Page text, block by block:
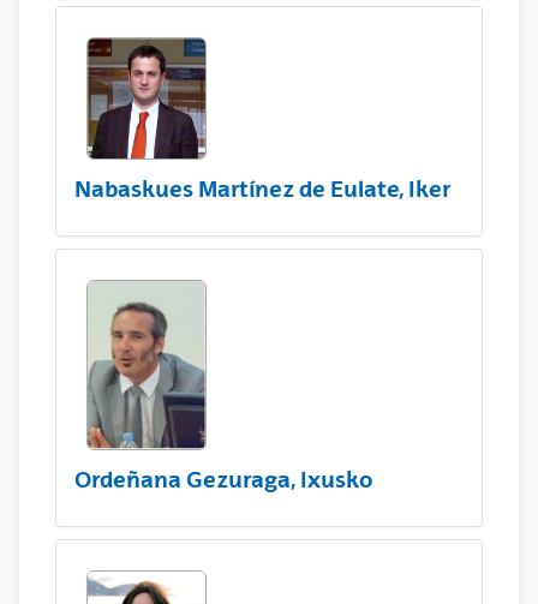
Nabaskues Martínez de Eulate, Iker
Ordeñana Gezuraga, Ixusko